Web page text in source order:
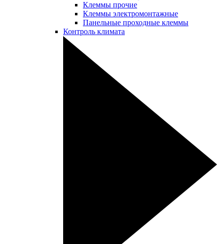
Клеммы прочие
Клеммы электромонтажные
Панельные проходные клеммы
Контроль климата